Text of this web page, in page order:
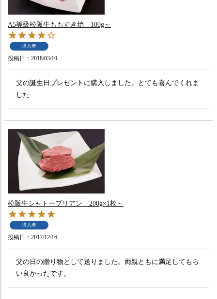
A5等級松阪牛ももすき焼 100g～
購入者
投稿日 2018/03/10
父の誕生日プレゼントに購入しました。とても喜んでくれま
した
松阪牛シャトーブリアン 200g×1枚～
購入者
投稿日 2017/12/16
父の日の贈り物として送りました。両親ともに満足してもら
い良かったです。